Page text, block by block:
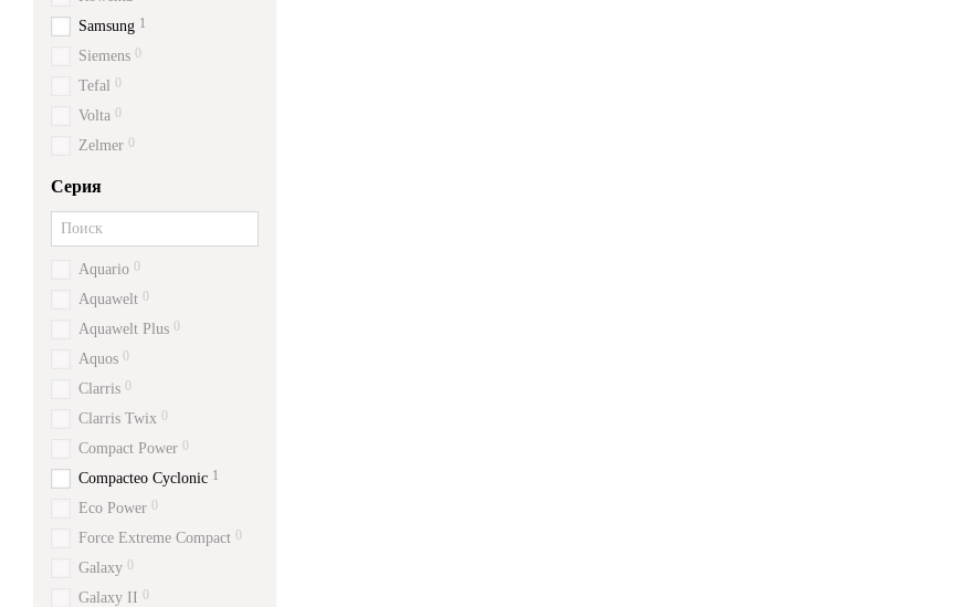
Samsung 1
Siemens 0
Tefal 0
Volta 0
Zelmer 0
Серия
Aquario 0
Aquawelt 0
Aquawelt Plus 0
Aquos 0
Clarris 0
Clarris Twix 0
Compact Power 0
Compacteo Cyclonic 1
Eco Power 0
Force Extreme Compact 0
Galaxy 0
Galaxy II 0